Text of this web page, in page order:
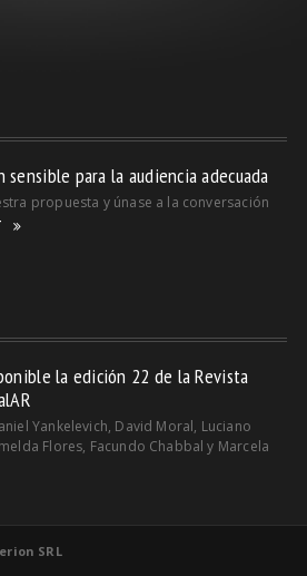
sensible para la audiencia adecuada
propuesta y únase a la conversación
la edición 22 de la Revista
Yankelevich, David Moral, Luciano
Flores, Facundo Chabbal y Marcela
SRL